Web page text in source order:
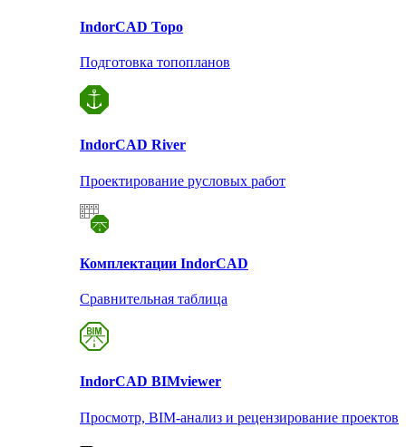
IndorCAD Topo
Подготовка топопланов
IndorCAD River
Проектирование русловых работ
Комплектации IndorCAD
Сравнительная таблица
IndorCAD BIMviewer
Просмотр, BIM-анализ и рецензирование проектов